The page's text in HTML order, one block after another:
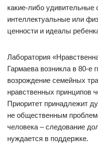
какие-либо удивительные
интеллектуальные или
ценности и идеалы
Лаборатория
Гармаева возникла в 80-е
возрождение семейных
нравственных принципов
Приоритет принадлежит
не общественным
человека – следование
нуждается в поддержке.